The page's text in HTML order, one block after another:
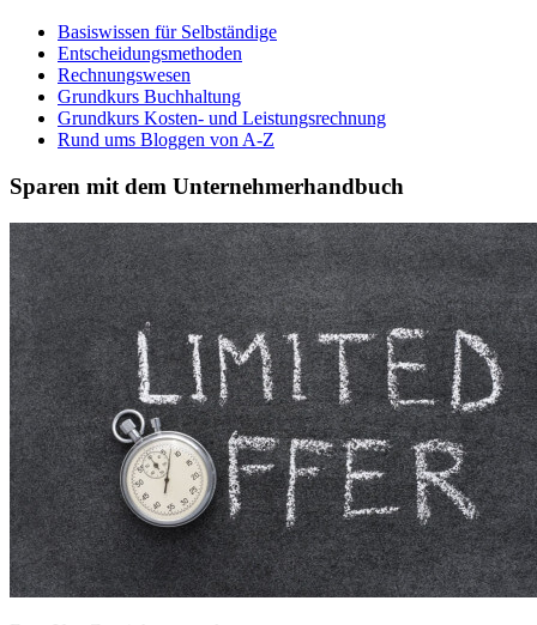
Basiswissen für Selbständige
Entscheidungsmethoden
Rechnungswesen
Grundkurs Buchhaltung
Grundkurs Kosten- und Leistungsrechnung
Rund ums Bloggen von A-Z
Sparen mit dem Unternehmerhandbuch